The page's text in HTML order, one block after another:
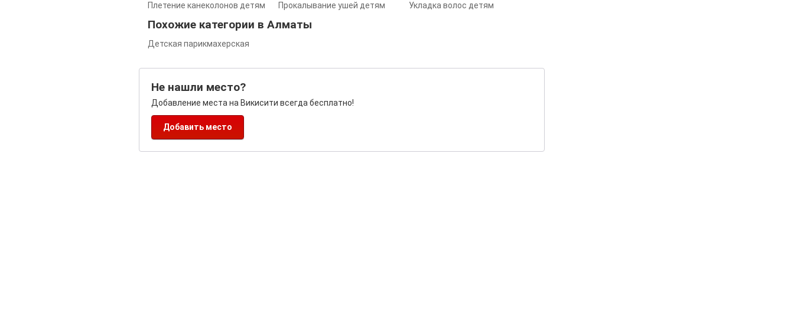
Плетение канеколонов детям
Прокалывание ушей детям Укладка волос детям
Похожие категории в Алматы
Детская парикмахерская
Не нашли место?
Добавление места на Викисити всегда бесплатно!
Добавить место